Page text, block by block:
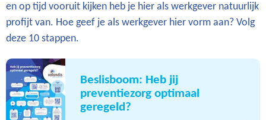
en op tijd vooruit kijken heb je hier als werkgever natuurlijk
profijt van. Hoe geef je als werkgever hier vorm aan? Volg
deze 10 stappen.
Beslisboom: Heb jij
preventiezorg optimaal
geregeld?